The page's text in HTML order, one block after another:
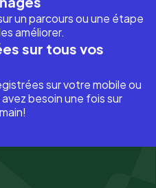
un parcours ou une étape
améliorer.
sur tous vos
sur votre mobile ou
besoin une fois sur